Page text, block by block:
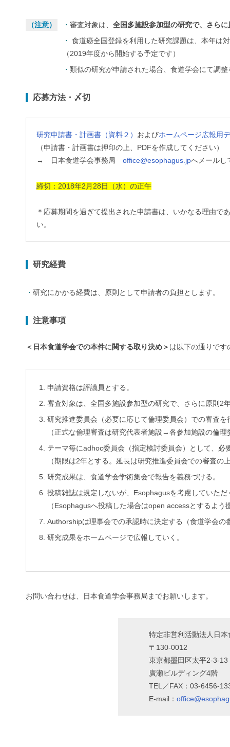
（注意） 審査対象は、 全国多施設参加型の研究で、さら
食道癌全国登録を利用した研究課題は、本年は
（2019年度から開始する予定です）
類似の研究が申請された場合、食道学会にて調
応募方法・〆切
研究申請書・計画書（資料２） およびホームページ広報用
（申請書・計画書は押印の上、PDFを作成してください）
→ 日本食道学会事務局 office@esophagus.jpへメールし
締切：2018年2月28日（水）の正午
＊応募期間を過ぎて提出された申請書は、いかなる理由
い。
研究経費
研究にかかる経費は、原則として申請者の負担とします。
注意事項
＜日本食道学会での本件に関する取り決め＞ は以下の通りです
申請資格は評議員とする。
審査対象は、全国多施設参加型の研究で、さらに原則2
研究推進委員会（必要に応じて倫理委員会）での審査を
（正式な倫理審査は研究代表者施設→各参加施設の倫
テーマ毎にadhoc委員会（指定検討委員会）として、必
（期限は2年とする。延長は研究推進委員会での審査の
研究成果は、食道学会学術集会で報告を義務づける。
投稿雑誌は規定しないが、Esophagusを考慮していただ
（Esophagusへ投稿した場合はopen accessとするよ
Authorshipは理事会での承認時に決定する（食道学会の
研究成果をホームページで広報していく。
お問い合わせは、日本食道学会事務局までお願いします。
特定非営利活動法人日
〒130-0012
東京都墨田区太平2-3-13
廣瀬ビルディング4階
TEL／FAX：03-6456-
E-mail：